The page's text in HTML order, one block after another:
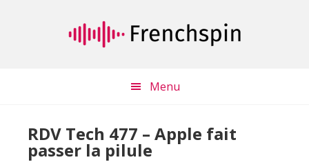
Menu
RDV Tech 477 – Apple fait
passer la pilule